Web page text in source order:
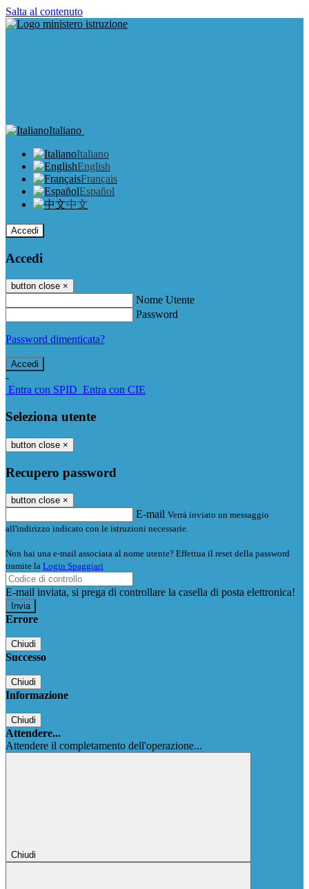
Salta al contenuto
Italiano
Italiano
English
Français
Español
中文
Accedi
Accedi
button close ×
Nome Utente
Password
Password dimenticata?
-
Entra con SPID Entra con CIE
Seleziona utente
button close ×
Recupero password
button close ×
E-mail Verrà inviato un messaggio
all'indirizzo indicato con le istruzioni necessarie.
Non hai una e-mail associata al nome utente? Effettua il reset della password
tramite la Login Spaggiari
E-mail inviata, si prega di controllare la casella di posta elettronica!
Errore
Chiudi
Successo
Chiudi
Informazione
Chiudi
Attendere...
Attendere il completamento dell'operazione...
Chiudi